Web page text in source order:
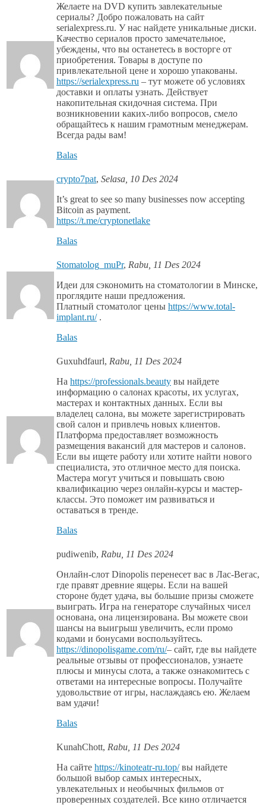
Желаете на DVD купить завлекательные
сериалы? Добро пожаловать на сайт
serialexpress.ru. У нас найдете уникальные диски.
Качество сериалов просто замечательное,
убеждены, что вы останетесь в восторге от
приобретения. Товары в доступе по
привлекательной цене и хорошо упакованы.
https://serialexpress.ru – тут можете об условиях
доставки и оплаты узнать. Действует
накопительная скидочная система. При
возникновении каких-либо вопросов, смело
обращайтесь к нашим грамотным менеджерам.
Всегда рады вам!
Balas
crypto7pat, Selasa, 10 Des 2024
It’s great to see so many businesses now accepting
Bitcoin as payment.
https://t.me/cryptonetlake
Balas
Stomatolog_muPr, Rabu, 11 Des 2024
Идеи для сэкономить на стоматологии в Минске,
проглядите наши предложения.
Платный стоматолог цены https://www.total-
implant.ru/.
Balas
Guxuhdfaurl, Rabu, 11 Des 2024
На https://professionals.beauty вы найдете
информацию о салонах красоты, их услугах,
мастерах и контактных данных. Если вы
владелец салона, вы можете зарегистрировать
свой салон и привлечь новых клиентов.
Платформа предоставляет возможность
размещения вакансий для мастеров и салонов.
Если вы ищете работу или хотите найти нового
специалиста, это отличное место для поиска.
Мастера могут учиться и повышать свою
квалификацию через онлайн-курсы и мастер-
классы. Это поможет им развиваться и
оставаться в тренде.
Balas
pudiwenib, Rabu, 11 Des 2024
Онлайн-слот Dinopolis перенесет вас в Лас-Вегас,
где правят древние ящеры. Если на вашей
стороне будет удача, вы большие призы сможете
выиграть. Игра на генераторе случайных чисел
основана, она лицензирована. Вы можете свои
шансы на выигрыш увеличить, если промо
кодами и бонусами воспользуйтесь.
https://dinopolisgame.com/ru/– сайт, где вы найдете
реальные отзывы от профессионалов, узнаете
плюсы и минусы слота, а также ознакомитесь с
ответами на интересные вопросы. Получайте
удовольствие от игры, наслаждаясь ею. Желаем
вам удачи!
Balas
KunahChott, Rabu, 11 Des 2024
На сайте https://kinoteatr-ru.top/вы найдете
большой выбор самых интересных,
увлекательных и необычных фильмов от
проверенных создателей. Все кино отличается